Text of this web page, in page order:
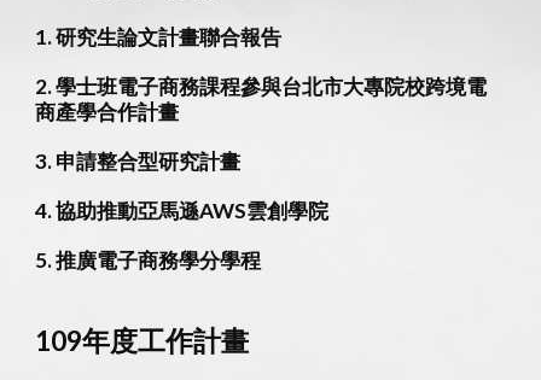
1. 研究生論文計畫聯合報告
2. 學士班電子商務課程參與台北市大專院校跨境電
商產學合作計畫
3.申請整合型研究計畫
4. 協助推動亞馬遜AWS雲創學院
5. 推廣電子商務學分學程
109年度工作計畫